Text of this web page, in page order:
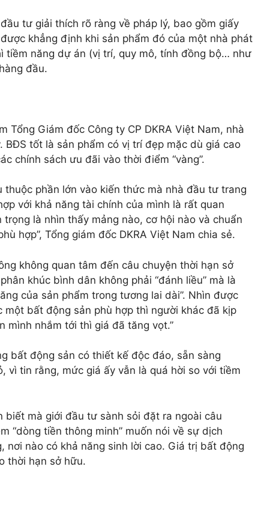
tư giải thích rõ ràng về pháp lý, bao gồm giấy
khẳng định khi sản phẩm đó của một nhà phát
năng dự án (vị trí, quy mô, tính đồng bộ… như
đầu.
Tổng Giám đốc Công ty CP DKRA Việt Nam, nhà
tốt là sản phẩm có vị trí đẹp mặc dù giá cao
chính sách ưu đãi vào thời điểm “vàng”.
phần lớn vào kiến thức mà nhà đầu tư trang
với khả năng tài chính của mình là rất quan
là nhìn thấy mảng nào, cơ hội nào và chuẩn
hợp”, Tổng giám đốc DKRA Việt Nam chia sẻ.
không quan tâm đến câu chuyện thời hạn sở
khúc bình dân không phải “đánh liều” mà là
của sản phẩm trong tương lai dài”. Nhìn được
bất động sản phù hợp thì người khác đã kịp
mình nhắm tới thì giá đã tăng vọt.”
bất động sản có thiết kế độc đáo, sẵn sàng
vì tin rằng, mức giá ấy vẫn là quá hời so với tiềm
mà giới đầu tư sành sỏi đặt ra ngoài câu
“dòng tiền thông minh” muốn nói về sự dịch
nào có khả năng sinh lời cao. Giá trị bất động
thời hạn sở hữu.